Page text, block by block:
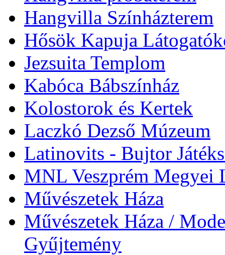
Hangvilla Színházterem
Hősök Kapuja
Jezsuita Templom
Kabóca Bábszínház
Kolostorok és Kertek
Laczkó Dezső Múzeum
Latinovits - Bujtor
MNL Veszprém Megyei
Művészetek Háza
Művészetek Háza /
Gyűjtemény